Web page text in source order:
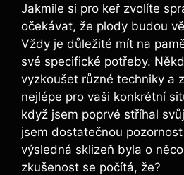
Jakmile si pro keř zvolíte
očekávat, že plody budou
Vždy je důležité mít na
své specifické potřeby.
vyzkoušet různé techniky a
nejlépe pro vaši konkrétní
když jsem poprvé stříhal
jsem dostatečnou
výsledná sklizeň byla o
zkušenost se počítá, že?